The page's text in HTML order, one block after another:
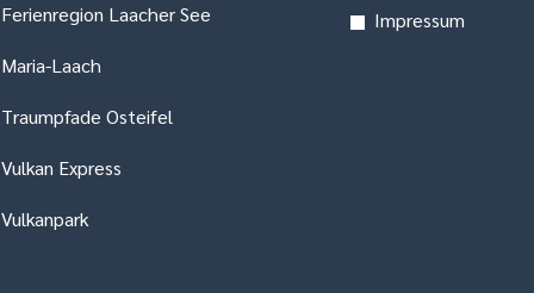
Ferienregion Laacher See
Maria-Laach
Traumpfade Osteifel
Vulkan Express
Vulkanpark
Impressum